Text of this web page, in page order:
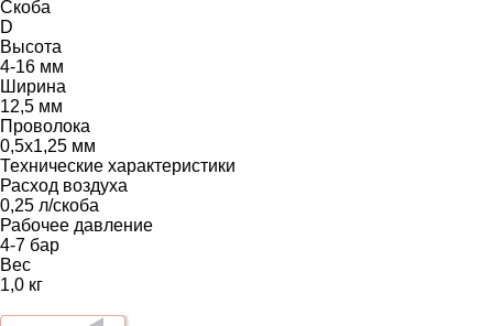
Скоба
D
Высота
4-16 мм
Ширина
12,5 мм
Проволока
0,5х1,25 мм
Технические характеристики
Расход воздуха
0,25 л/скоба
Рабочее давление
4-7 бар
Вес
1,0 кг